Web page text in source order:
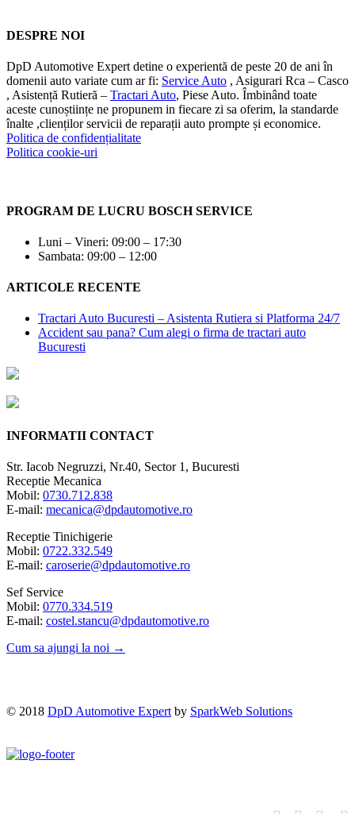
DESPRE NOI
DpD Automotive Expert detine o experientă de peste 20 de ani în
domenii auto variate cum ar fi: Service Auto , Asigurari Rca – Casco
, Asistență Rutieră – Tractari Auto, Piese Auto. Îmbinând toate
aceste cunoștiințe ne propunem in fiecare zi sa oferim, la standarde
înalte ,clienților servicii de reparații auto prompte și economice.
Politica de confidențialitate
Politica cookie-uri
PROGRAM DE LUCRU BOSCH SERVICE
Luni – Vineri: 09:00 – 17:30
Sambata: 09:00 – 12:00
ARTICOLE RECENTE
Tractari Auto Bucuresti – Asistenta Rutiera si Platforma 24/7
Accident sau pana? Cum alegi o firma de tractari auto
Bucuresti
INFORMATII CONTACT
Str. Iacob Negruzzi, Nr.40, Sector 1, Bucuresti
Receptie Mecanica
Mobil: 0730.712.838
E-mail: mecanica@dpdautomotive.ro
Receptie Tinichigerie
Mobil: 0722.332.549
E-mail: caroserie@dpdautomotive.ro
Sef Service
Mobil: 0770.334.519
E-mail: costel.stancu@dpdautomotive.ro
Cum sa ajungi la noi →
© 2018 DpD Automotive Expert by SparkWeb Solutions